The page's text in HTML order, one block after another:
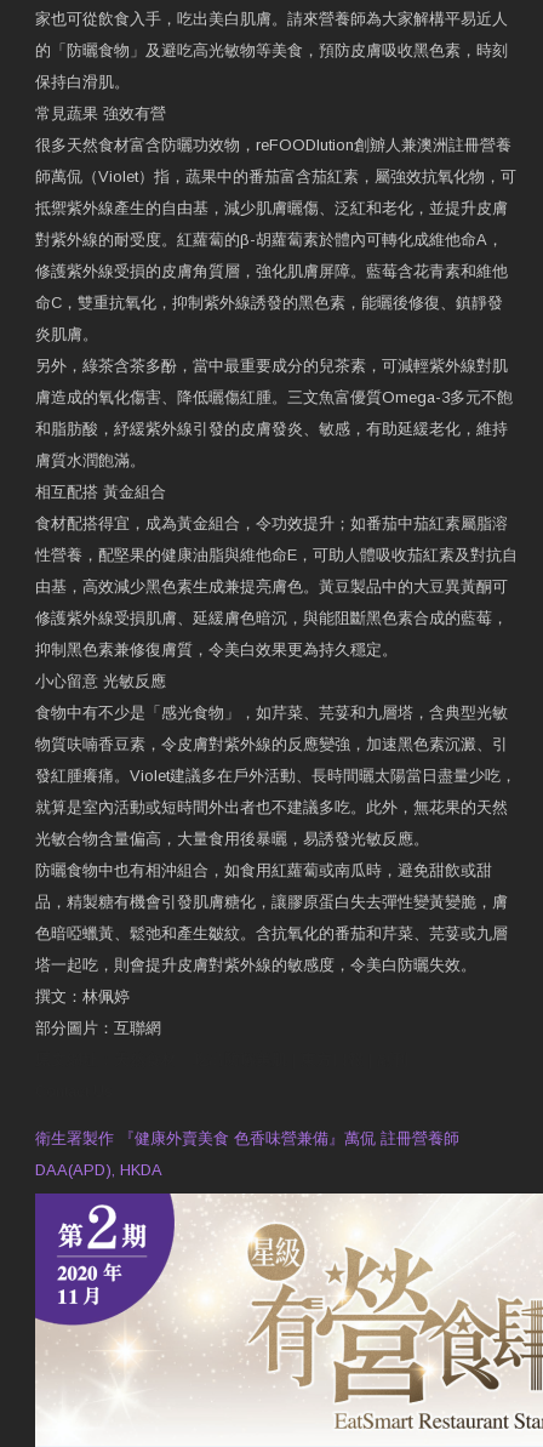
家也可從飲食入手，吃出美白肌膚。請來營養師為大家解構平易近人
的「防曬食物」及避吃高光敏物等美食，預防皮膚吸收黑色素，時刻
保持白滑肌。
常見蔬果 強效有營
很多天然食材富含防曬功效物，reFOODlution創辧人兼澳洲註冊營養
師萬侃（Violet）指，蔬果中的番茄富含茄紅素，屬強效抗氧化物，可
抵禦紫外線產生的自由基，減少肌膚曬傷、泛紅和老化，並提升皮膚
對紫外線的耐受度。紅蘿蔔的β-胡蘿蔔素於體內可轉化成維他命A，
修護紫外線受損的皮膚角質層，強化肌膚屏障。藍莓含花青素和維他
命C，雙重抗氧化，抑制紫外線誘發的黑色素，能曬後修復、鎮靜發
炎肌膚。
另外，綠茶含茶多酚，當中最重要成分的兒茶素，可減輕紫外線對肌
膚造成的氧化傷害、降低曬傷紅腫。三文魚富優質Omega-3多元不飽
和脂肪酸，紓緩紫外線引發的皮膚發炎、敏感，有助延緩老化，維持
膚質水潤飽滿。
相互配搭 黃金組合
食材配搭得宜，成為黃金組合，令功效提升；如番茄中茄紅素屬脂溶
性營養，配堅果的健康油脂與維他命E，可助人體吸收茄紅素及對抗自
由基，高效減少黑色素生成兼提亮膚色。黃豆製品中的大豆異黃酮可
修護紫外線受損肌膚、延緩膚色暗沉，與能阻斷黑色素合成的藍莓，
抑制黑色素兼修復膚質，令美白效果更為持久穩定。
小心留意 光敏反應
食物中有不少是「感光食物」，如芹菜、芫荽和九層塔，含典型光敏
物質呋喃香豆素，令皮膚對紫外線的反應變強，加速黑色素沉澱、引
發紅腫癢痛。Violet建議多在戶外活動、長時間曬太陽當日盡量少吃，
就算是室內活動或短時間外出者也不建議多吃。此外，無花果的天然
光敏合物含量偏高，大量食用後暴曬，易誘發光敏反應。
防曬食物中也有相沖組合，如食用紅蘿蔔或南瓜時，避免甜飲或甜
品，精製糖有機會引發肌膚糖化，讓膠原蛋白失去彈性變黃變脆，膚
色暗啞蠟黃、鬆弛和產生皺紋。含抗氧化的番茄和芹菜、芫荽或九層
塔一起吃，則會提升皮膚對紫外線的敏感度，令美白防曬失效。
撰文：林佩婷
部分圖片：互聯網
衛生署製作 『健康外賣美食 色香味營兼備』萬侃 註冊營養師
DAA(APD), HKDA